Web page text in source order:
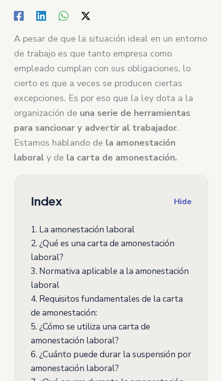
A pesar de que la situación ideal en un entorno
de trabajo es que tanto empresa como
empleado cumplan con sus obligaciones, lo
cierto es que a veces se producen ciertas
excepciones. Es por eso que la ley dota a la
organización de una serie de herramientas
para sancionar y advertir al trabajador.
Estamos hablando de la amonestación
laboral y de la carta de amonestación.
Index Hide
1.La amonestación laboral
2.¿Qué es una carta de amonestación
laboral?
3.Normativa aplicable a la amonestación
laboral
4.Requisitos fundamentales de la carta
de amonestación:
5.¿Cómo se utiliza una carta de
amonestación laboral?
6.¿Cuánto puede durar la suspensión por
amonestación laboral?